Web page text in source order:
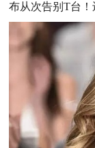
布从次告别T台！